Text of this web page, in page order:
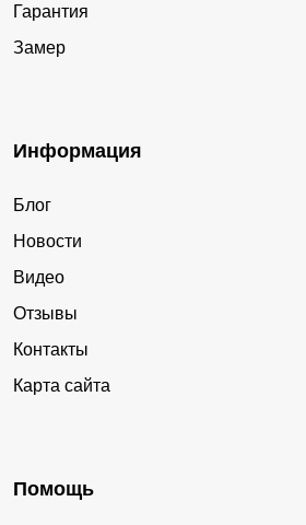
Гарантия
Замер
Информация
Блог
Новости
Видео
Отзывы
Контакты
Карта сайта
Помощь